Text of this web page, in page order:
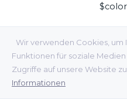
Wir verwenden Cookies, um
Funktionen für soziale
Zugriffe auf unsere Website
Informationen